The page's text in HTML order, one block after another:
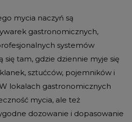
mycia naczyń są
gastronomicznych,
systemów
się tam, gdzie dziennie myje się
sztućców, pojemników i
lokalach gastronomicznych
mycia, ale też
dozowanie i dopasowanie